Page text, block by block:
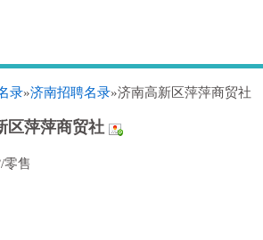
录»济南招聘名录»济南高新区萍萍商贸社
区萍萍商贸社
零售